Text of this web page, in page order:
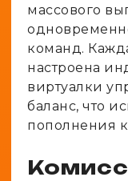
массового
команд.
настроена
виртуалки
баланс, что
пополнения